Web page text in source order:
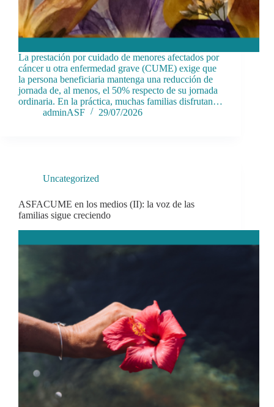
La prestación por cuidado de menores afectados por
cáncer u otra enfermedad grave (CUME) exige que
la persona beneficiaria mantenga una reducción de
jornada de, al menos, el 50% respecto de su jornada
ordinaria. En la práctica, muchas familias disfrutan…
adminASF
29/07/2026
Uncategorized
ASFACUME en los medios (II): la voz de las
familias sigue creciendo